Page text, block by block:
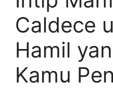
Caldece
Hamil
Kamu